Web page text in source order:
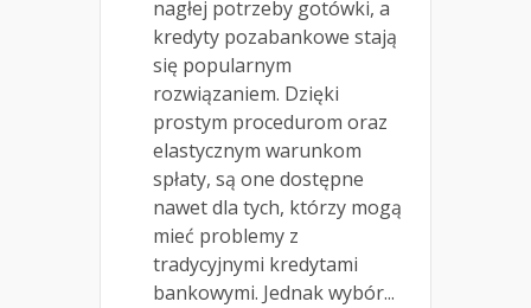
nagłej potrzeby gotówki, a
kredyty pozabankowe stają
się popularnym
rozwiązaniem. Dzięki
prostym procedurom oraz
elastycznym warunkom
spłaty, są one dostępne
nawet dla tych, którzy mogą
mieć problemy z
tradycyjnymi kredytami
bankowymi. Jednak wybór...